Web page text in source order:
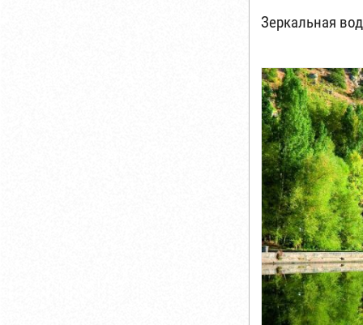
Зеркальная